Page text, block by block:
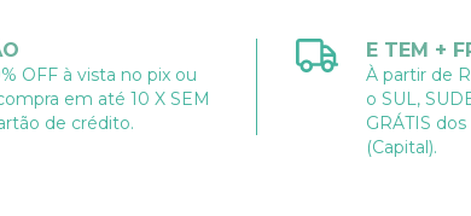
OFF à vista no pix ou
em até 10 X SEM
de crédito.
E TEM +
À partir de
o SUL,
GRÁTIS
(Capital).